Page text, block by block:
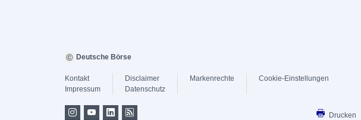
Deutsche Börse
Kontakt
Impressum
Disclaimer
Datenschutz
Markenrechte Cookie-Einstellungen
Drucken